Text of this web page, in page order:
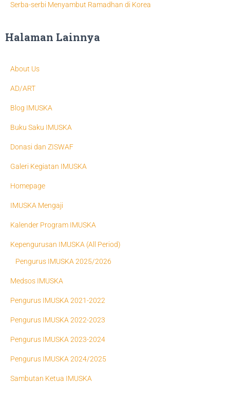
Serba-serbi Menyambut Ramadhan di Korea
Halaman Lainnya
About Us
AD/ART
Blog IMUSKA
Buku Saku IMUSKA
Donasi dan ZISWAF
Galeri Kegiatan IMUSKA
Homepage
IMUSKA Mengaji
Kalender Program IMUSKA
Kepengurusan IMUSKA (All Period)
Pengurus IMUSKA 2025/2026
Medsos IMUSKA
Pengurus IMUSKA 2021-2022
Pengurus IMUSKA 2022-2023
Pengurus IMUSKA 2023-2024
Pengurus IMUSKA 2024/2025
Sambutan Ketua IMUSKA